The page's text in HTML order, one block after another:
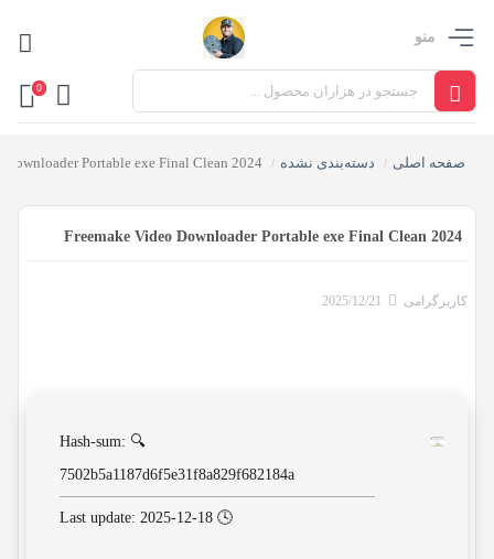
منو
0
صفحه اصلی / دسته‌بندی نشده /
Downloader Portable exe Final Clean 2024
Freemake Video Downloader Portable exe Final Clean 2024
کاربرگرامی 2025/12/21
🔍 Hash-sum:
7502b5a1187d6f5e31f8a829f682184a
🕓 Last update: 2025-12-18